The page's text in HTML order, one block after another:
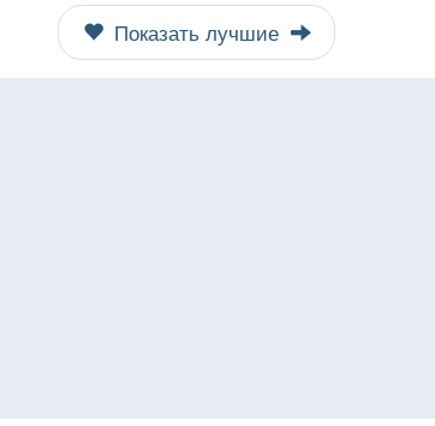
Показать лучшие